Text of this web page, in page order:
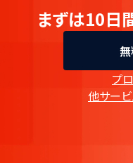
まずは10日
プ
他サー